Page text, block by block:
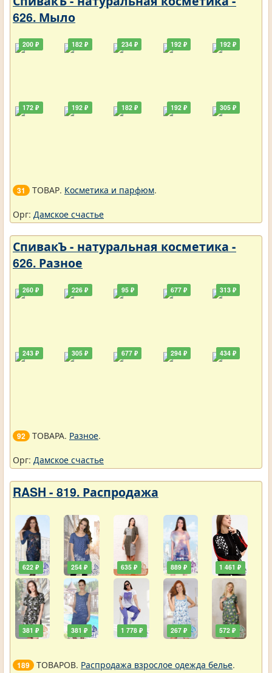
626. Мыло
200 ₽
172 ₽
182 ₽
192 ₽
234 ₽
182 ₽
192 ₽
192 ₽
192 ₽
305 ₽
31 ТОВАР. Косметика и парфюм.
Орг: Дамское счастье
СпивакЪ - натуральная косметика -
626. Разное
260 ₽
243 ₽
226 ₽
305 ₽
95 ₽
677 ₽
677 ₽
294 ₽
313 ₽
434 ₽
92 ТОВАРА. Разное.
Орг: Дамское счастье
RASH - 819. Распродажа
622 ₽
381 ₽
254 ₽
381 ₽
635 ₽
1 778 ₽
889 ₽
267 ₽
1 461 ₽
572 ₽
189 ТОВАРОВ. Распродажа взрослое одежда белье.